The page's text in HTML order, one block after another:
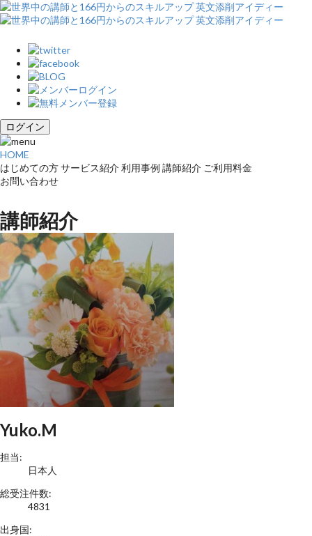
ログイン
HOME
はじめての方サービス紹介 利用事例 講師紹介 ご利用料金
お問い合わせ
講師紹介
Yuko.M
担当:
日本人
総受注件数:
4831
出身国: